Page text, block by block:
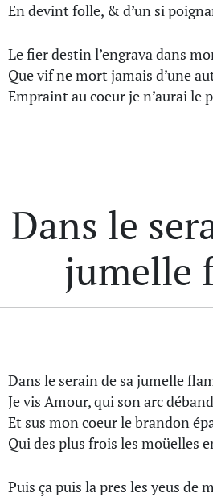
En devint folle, & d’un si
Le fier destin l’engrava dans
Que vif ne mort jamais d’une
Empraint au coeur je n’aurai le
Dans le
jumelle
Dans le serain de sa jumelle
Je vis Amour, qui son arc
Et sus mon coeur le brandon
Qui des plus frois les moüelles
Puis ça puis la pres les yeus de